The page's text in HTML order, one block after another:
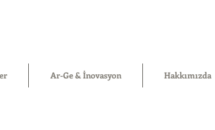
Ar-Ge & İnovasyon Hakkımızda